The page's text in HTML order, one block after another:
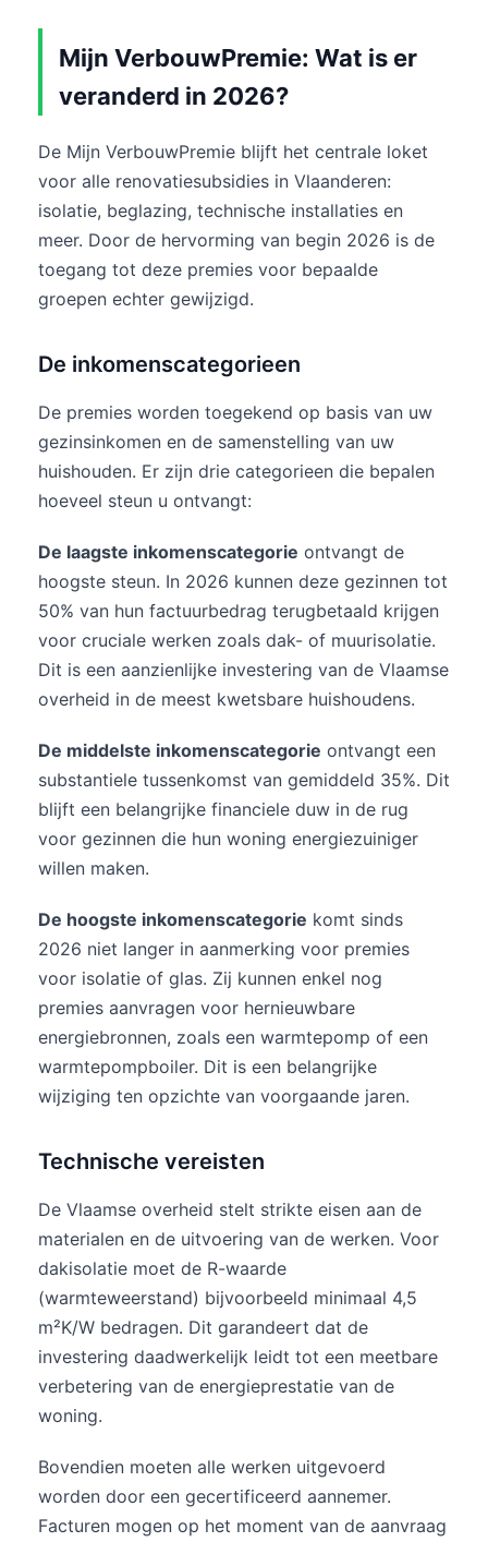
Mijn VerbouwPremie: Wat is er
veranderd in 2026?
De Mijn VerbouwPremie blijft het centrale loket
voor alle renovatiesubsidies in Vlaanderen:
isolatie, beglazing, technische installaties en
meer. Door de hervorming van begin 2026 is de
toegang tot deze premies voor bepaalde
groepen echter gewijzigd.
De inkomenscategorieen
De premies worden toegekend op basis van uw
gezinsinkomen en de samenstelling van uw
huishouden. Er zijn drie categorieen die bepalen
hoeveel steun u ontvangt:
De laagste inkomenscategorie ontvangt de
hoogste steun. In 2026 kunnen deze gezinnen tot
50% van hun factuurbedrag terugbetaald krijgen
voor cruciale werken zoals dak- of muurisolatie.
Dit is een aanzienlijke investering van de Vlaamse
overheid in de meest kwetsbare huishoudens.
De middelste inkomenscategorie ontvangt een
substantiele tussenkomst van gemiddeld 35%. Dit
blijft een belangrijke financiele duw in de rug
voor gezinnen die hun woning energiezuiniger
willen maken.
De hoogste inkomenscategorie komt sinds
2026 niet langer in aanmerking voor premies
voor isolatie of glas. Zij kunnen enkel nog
premies aanvragen voor hernieuwbare
energiebronnen, zoals een warmtepomp of een
warmtepompboiler. Dit is een belangrijke
wijziging ten opzichte van voorgaande jaren.
Technische vereisten
De Vlaamse overheid stelt strikte eisen aan de
materialen en de uitvoering van de werken. Voor
dakisolatie moet de R-waarde
(warmteweerstand) bijvoorbeeld minimaal 4,5
m²K/W bedragen. Dit garandeert dat de
investering daadwerkelijk leidt tot een meetbare
verbetering van de energieprestatie van de
woning.
Bovendien moeten alle werken uitgevoerd
worden door een gecertificeerd aannemer.
Facturen mogen op het moment van de aanvraag